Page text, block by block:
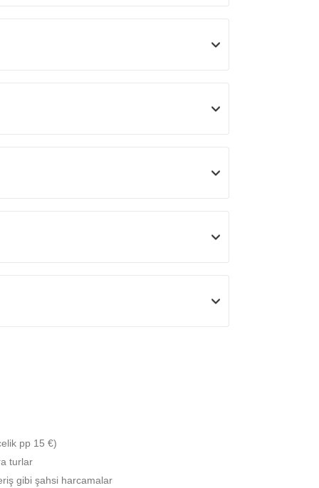
pp 15 €)
turlar
gibi şahsi harcamalar